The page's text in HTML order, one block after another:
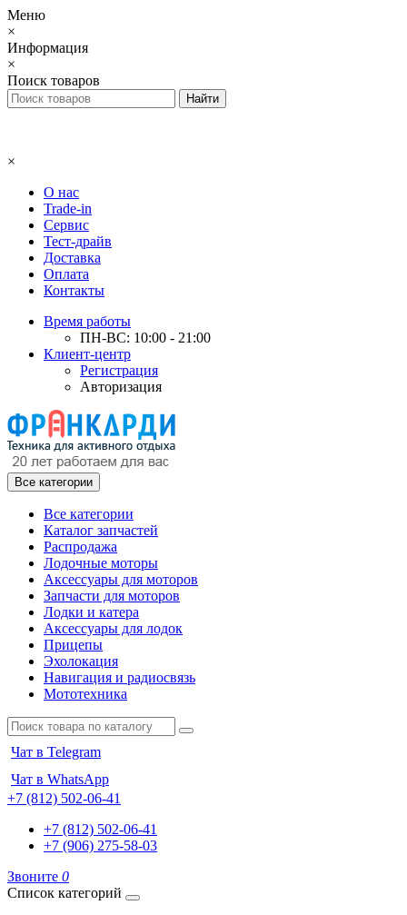
Меню
×
Информация
×
Поиск товаров
×
О нас
Trade-in
Сервис
Тест-драйв
Доставка
Оплата
Контакты
Время работы
ПН-ВС: 10:00 - 21:00
Клиент-центр
Регистрация
Авторизация
Все категории
Все категории
Каталог запчастей
Распродажа
Лодочные моторы
Аксессуары для моторов
Запчасти для моторов
Лодки и катера
Аксессуары для лодок
Прицепы
Эхолокация
Навигация и радиосвязь
Мототехника
Чат в Telegram
Чат в WhatsApp
+7 (812) 502-06-41
+7 (812) 502-06-41
+7 (906) 275-58-03
Звоните 0
Список категорий